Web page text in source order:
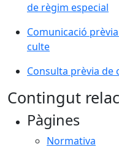
de règim especial
Comunicació
culte
Consulta prèvia de
Contingut
Pàgines
Normativa